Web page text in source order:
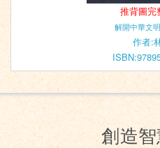
推背圖完
解開中華文
作者:
創造